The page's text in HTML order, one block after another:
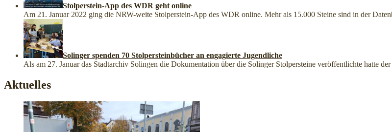
Stolperstein-App des WDR geht online
Am 21. Januar 2022 ging die NRW-weite Stolperstein-App des WDR online. Mehr als 15.000 Steine sind in der
Solinger spenden 70 Stolpersteinbücher an engagierte Jugendliche
Als am 27. Januar das Stadtarchiv Solingen die Dokumentation über die Solinger Stolpersteine veröffentlichte hatte
Aktuelles